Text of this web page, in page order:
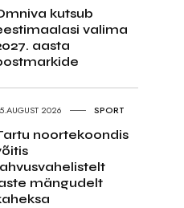
kutsub
valima
aasta
2026 SPORT
noortekoondis
mängudelt